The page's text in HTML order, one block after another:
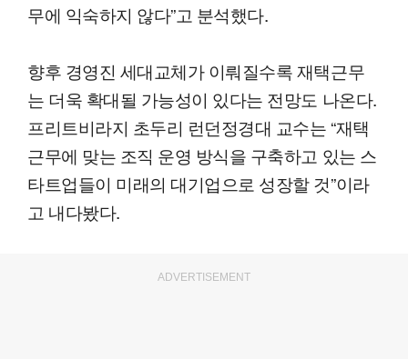
무에 익숙하지 않다”고 분석했다.
향후 경영진 세대교체가 이뤄질수록 재택근무
는 더욱 확대될 가능성이 있다는 전망도 나온다.
프리트비라지 초두리 런던정경대 교수는 “재택
근무에 맞는 조직 운영 방식을 구축하고 있는 스
타트업들이 미래의 대기업으로 성장할 것”이라
고 내다봤다.
ADVERTISEMENT